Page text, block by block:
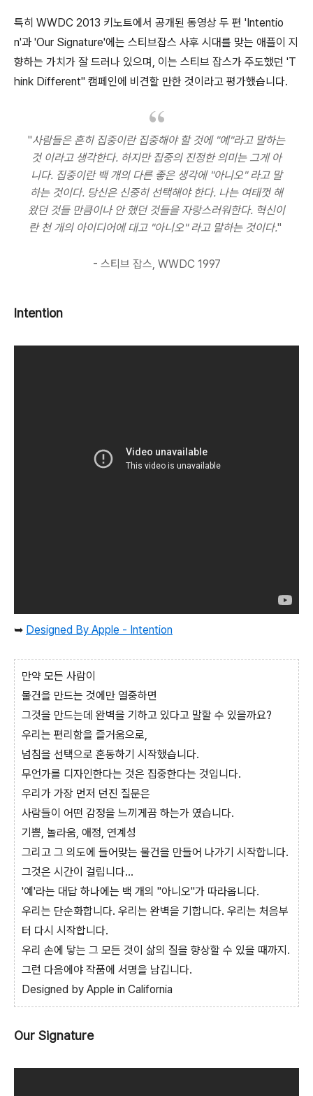
특히 WWDC 2013 키노트에서 공개된 동영상 두 편 'Intentio
n'과 'Our Signature'에는 스티브잡스 사후 시대를 맞는 애플이 지
향하는 가치가 잘 드러나 있으며, 이는 스티브 잡스가 주도했던 'T
hink Different" 캠페인에 비견할 만한 것이라고 평가했습니다.
"사람들은 흔히 집중이란 집중해야 할 것에 "예"라고 말하는
것 이라고 생각한다. 하지만 집중의 진정한 의미는 그게 아
니다. 집중이란 백 개의 다른 좋은 생각에 "아니오" 라고 말
하는 것이다. 당신은 신중히 선택해야 한다. 나는 여태껏 해
왔던 것들 만큼이나 안 했던 것들을 자랑스러워한다. 혁신이
란 천 개의 아이디어에 대고 "아니오" 라고 말하는 것이다."
- 스티브 잡스, WWDC 1997
Intention
➥ Designed By Apple - Intention
만약 모든 사람이
물건을 만드는 것에만 열중하면
그것을 만드는데 완벽을 기하고 있다고 말할 수 있을까요?
우리는 편리함을 즐거움으로,
넘침을 선택으로 혼동하기 시작했습니다.
무언가를 디자인한다는 것은 집중한다는 것입니다.
우리가 가장 먼저 던진 질문은
사람들이 어떤 감정을 느끼게끔 하는가 였습니다.
기쁨, 놀라움, 애정, 연계성
그리고 그 의도에 들어맞는 물건을 만들어 나가기 시작합니다.
그것은 시간이 걸립니다…
'예'라는 대답 하나에는 백 개의 "아니오"가 따라옵니다.
우리는 단순화합니다. 우리는 완벽을 기합니다. 우리는 처음부
터 다시 시작합니다.
우리 손에 닿는 그 모든 것이 삶의 질을 향상할 수 있을 때까지.
그런 다음에야 작품에 서명을 남깁니다.
Designed by Apple in California
Our Signature